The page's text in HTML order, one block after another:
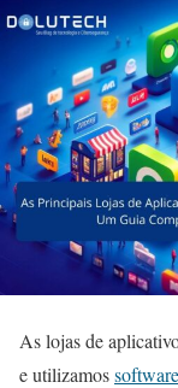
As lojas de
e utilizamossoftware